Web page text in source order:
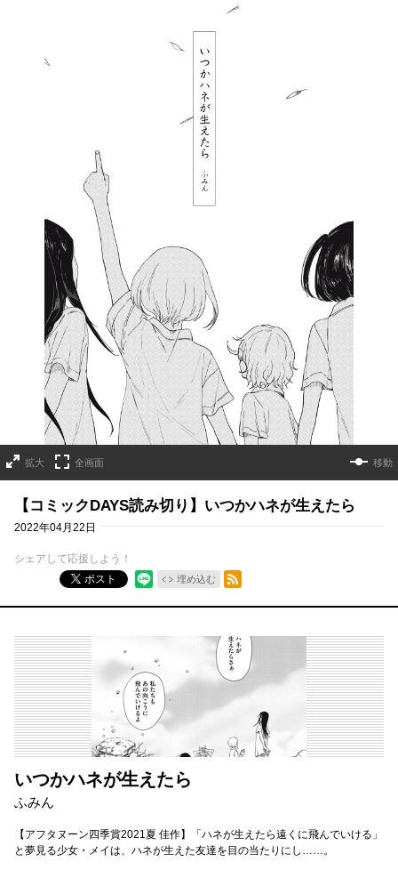
拡大 全画面 移動
【コミックDAYS読み切り】いつかハネが生えたら
2022年04月22日
シェアして応援しよう！
ポスト
埋め込む
RSSフィード
いつかハネが生えたら
ふみん
【アフタヌーン四季賞2021夏 佳作】「ハネが生えたら遠くに飛んでいける」
と夢見る少女・メイは、ハネが生えた友達を目の当たりにし……。